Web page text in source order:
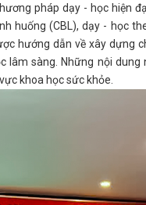
pháp dạy - học hiện
huống (CBL), dạy - học
hướng dẫn về xây dựng
lâm sàng. Những nội
khoa học sức khỏe.